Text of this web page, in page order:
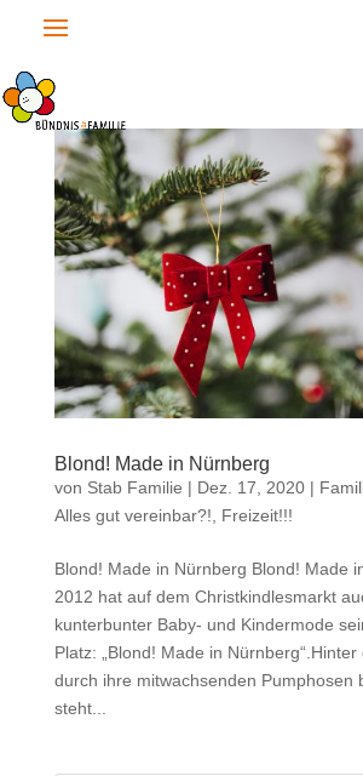
Blond! Made in Nürnberg
von Stab Familie | Dez. 17, 2020|
Alles gut vereinbar?!
Freizeit!!!
Blond! Made in Nürnberg Blond! Made
2012 hat auf dem Christkindlesmarkt
kunterbunter Baby- und Kindermode
Platz: „Blond! Made in
durch ihre mitwachsenden Pumphosen
steht...